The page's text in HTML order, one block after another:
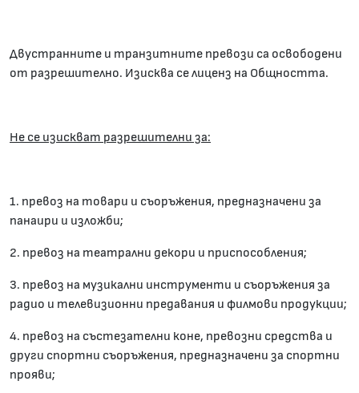
Двустранните и транзитните превози са освободени
от разрешително. Изисква се лиценз на Общността.
Hе се изискват разрешителни за:
1. превоз на товари и съоръжения, предназначени за
панаири и изложби;
2. превоз на театрални декори и приспособления;
3. превоз на музикални инструменти и съоръжения за
радио и телевизионни предавания и филмови продукции;
4. превоз на състезателни коне, превозни средства и
други спортни съоръжения, предназначени за спортни
прояви;